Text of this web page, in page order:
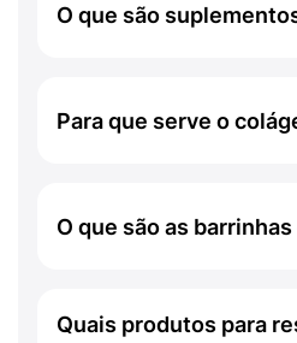
O que são
Para que serve o
O que são as
Quais produtos para